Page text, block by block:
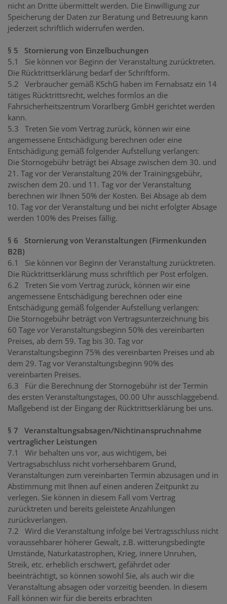
nicht an Dritte übermittelt werden. Die Einwilligung zur
Speicherung der Daten zur Beratung und Betreuung kann
jederzeit schriftlich widerrufen werden.
§ 5 Stornierung von Einzelbuchungen
5.1 Sie können vor Beginn der Veranstaltung zurücktreten.
Die Rücktrittserklärung bedarf der Schriftform.
5.2 Verbraucher gemäß KSchG haben im Fernabsatz ein 14
tätiges Rücktrittsrecht, welches formlos an die
Fahrsicherheitszentrum Vorarlberg GmbH gerichtet werden
kann.
5.3 Treten Sie vom Vertrag zurück, können wir eine
angemessene Entschädigung berechnen oder eine
Entschädigung gemäß folgender Aufstellung verlangen:
Die Stornogebühr beträgt bei Absage zwischen dem 30. und
21. Tag vor der Veranstaltung 20% der Trainingsgebühr,
zwischen dem 20. und 11. Tag vor der Veranstaltung
berechnen wir Ihnen 50% der Kosten. Bei Absage ab dem
10. Tag vor der Veranstaltung und bei nicht erfolgter Absage
werden 100% des Preises fällig.
§ 6 Stornierung von Veranstaltungen (Firmenkunden
B2B)
6.1 Sie können vor Beginn der Veranstaltung zurücktreten.
Die Rücktrittserklärung muss schriftlich per Post erfolgen.
6.2 Treten Sie vom Vertrag zurück, können wir eine
angemessene Entschädigung berechnen oder eine
Entschädigung gemäß folgender Aufstellung verlangen:
Die Stornogebühr beträgt von Vertragsunterzeichnung bis
60 Tage vor Veranstaltungsbeginn 50% des vereinbarten
Preises, ab dem 59. Tag bis 30. Tag vor
Veranstaltungsbeginn 75% des vereinbarten Preises und ab
dem 29. Tag vor Veranstaltungsbeginn 90% des
vereinbarten Preises.
6.3 Für die Berechnung der Stornogebühr ist der Termin
des ersten Veranstaltungstages, 00.00 Uhr ausschlaggebend.
Maßgebend ist der Eingang der Rücktrittserklärung bei uns.
§ 7 Veranstaltungsabsagen/Nichtinanspruchnahme
vertraglicher Leistungen
7.1 Wir behalten uns vor, aus wichtigem, bei
Vertragsabschluss nicht vorhersehbarem Grund,
Veranstaltungen zum vereinbarten Termin abzusagen und in
Abstimmung mit Ihnen auf einen anderen Zeitpunkt zu
verlegen. Sie können in diesem Fall vom Vertrag
zurücktreten und bereits geleistete Anzahlungen
zurückverlangen.
7.2 Wird die Veranstaltung infolge bei Vertragsschluss nicht
voraussehbarer höherer Gewalt, z.B. witterungsbedingte
Umstände, Naturkatastrophen, Krieg, innere Unruhen,
Streik, etc. erheblich erschwert, gefährdet oder
beeinträchtigt, so können sowohl Sie, als auch wir die
Veranstaltung absagen oder vorzeitig beenden. In diesem
Fall können wir für die bereits erbrachten